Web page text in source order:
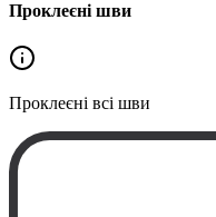
Проклеєні шви
Проклеєні всі шви